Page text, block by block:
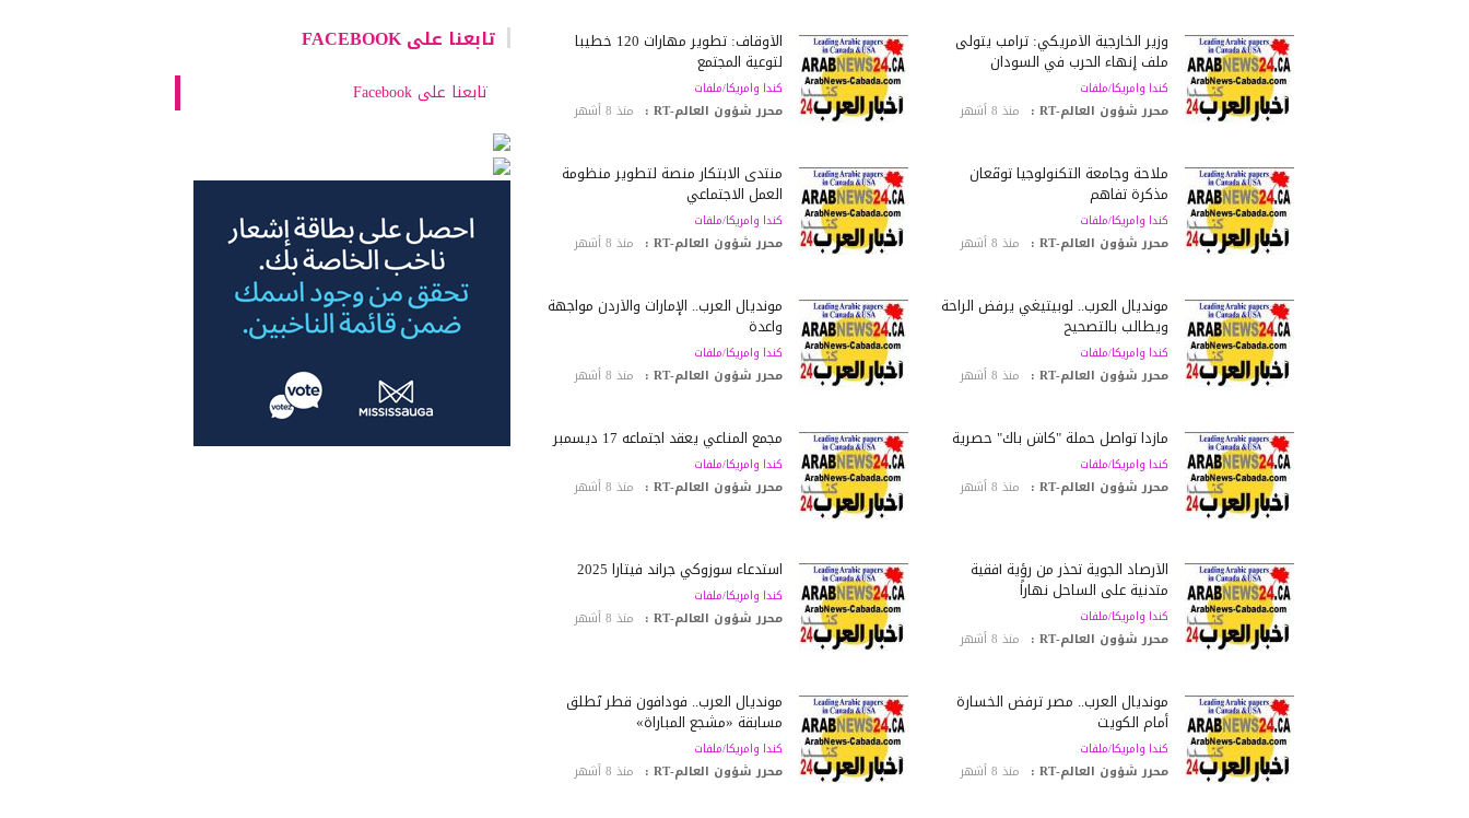
تابعنا على FACEBOOK
تابعنا على Facebook
وزير الخارجية الأمريكي: ترامب يتولى
ملف إنهاء الحرب في السودان
كندا وامريكا/ملفات
محرر شؤون العالم-RT : منذ 8 أشهر
الأوقاف: تطوير مهارات 120 خطيباً
لتوعية المجتمع
كندا وامريكا/ملفات
محرر شؤون العالم-RT : منذ 8 أشهر
ملاحة وجامعة التكنولوجيا توقّعان
مذكرة تفاهم
كندا وامريكا/ملفات
محرر شؤون العالم-RT : منذ 8 أشهر
منتدى الابتكار منصة لتطوير منظومة
العمل الاجتماعي
كندا وامريكا/ملفات
محرر شؤون العالم-RT : منذ 8 أشهر
مونديال العرب.. لوبيتيغي يرفض الراحة
ويطالب بالتصحيح
كندا وامريكا/ملفات
محرر شؤون العالم-RT : منذ 8 أشهر
مونديال العرب.. الإمارات والأردن مواجهة
واعدة
كندا وامريكا/ملفات
محرر شؤون العالم-RT : منذ 8 أشهر
مازدا تواصل حملة "كاش باك" حصرية
كندا وامريكا/ملفات
محرر شؤون العالم-RT : منذ 8 أشهر
مجمع المناعي يعقد اجتماعه 17 ديسمبر
كندا وامريكا/ملفات
محرر شؤون العالم-RT : منذ 8 أشهر
الأرصاد الجوية تحذر من رؤية أفقية
متدنية على الساحل نهاراً
كندا وامريكا/ملفات
محرر شؤون العالم-RT : منذ 8 أشهر
استدعاء سوزوكي جراند فيتارا 2025
كندا وامريكا/ملفات
محرر شؤون العالم-RT : منذ 8 أشهر
مونديال العرب.. مصر ترفض الخسارة
أمام الكويت
كندا وامريكا/ملفات
محرر شؤون العالم-RT : منذ 8 أشهر
مونديال العرب.. فودافون قطر تُطلّق
مسابقة «مشجع المباراة»
كندا وامريكا/ملفات
محرر شؤون العالم-RT : منذ 8 أشهر